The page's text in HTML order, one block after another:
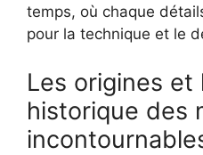
temps, où chaque
pour la technique et le
Les origines et
historique des